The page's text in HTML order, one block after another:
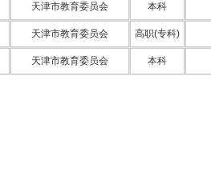
天津市教育委员会 本科
天津市教育委员会 高职(专科)
天津市教育委员会 本科